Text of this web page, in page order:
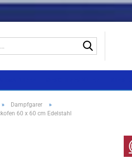
» Dampfgarer »
60 x 60 cm Edelstahl